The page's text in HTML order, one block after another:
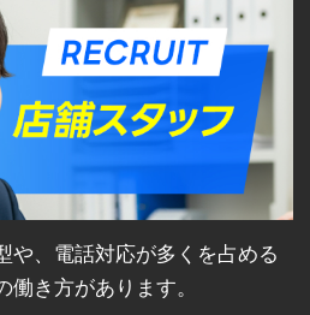
や、電話対応が多くを占める
き方があります。